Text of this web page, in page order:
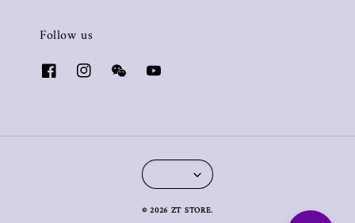
Follow us
© 2026 ZT STORE.